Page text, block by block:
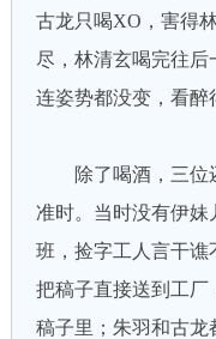
古龙只喝XO，害得
尽，林清玄喝完往
连姿势都没变，看醉
除了喝酒，三位
准时。当时没有伊妹
班，捡字工人言干谯
把稿子直接送到工
稿子里；朱羽和古龙